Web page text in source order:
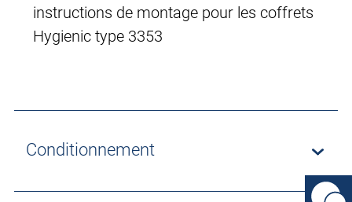
instructions de montage pour les coffrets
Hygienic type 3353
Conditionnement